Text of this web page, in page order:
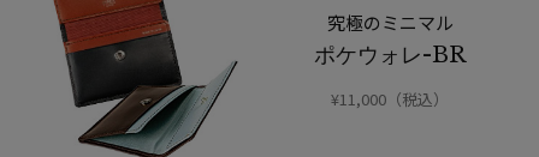
究極のミニマル
ポケウォレ-BR
¥11,000（税込）